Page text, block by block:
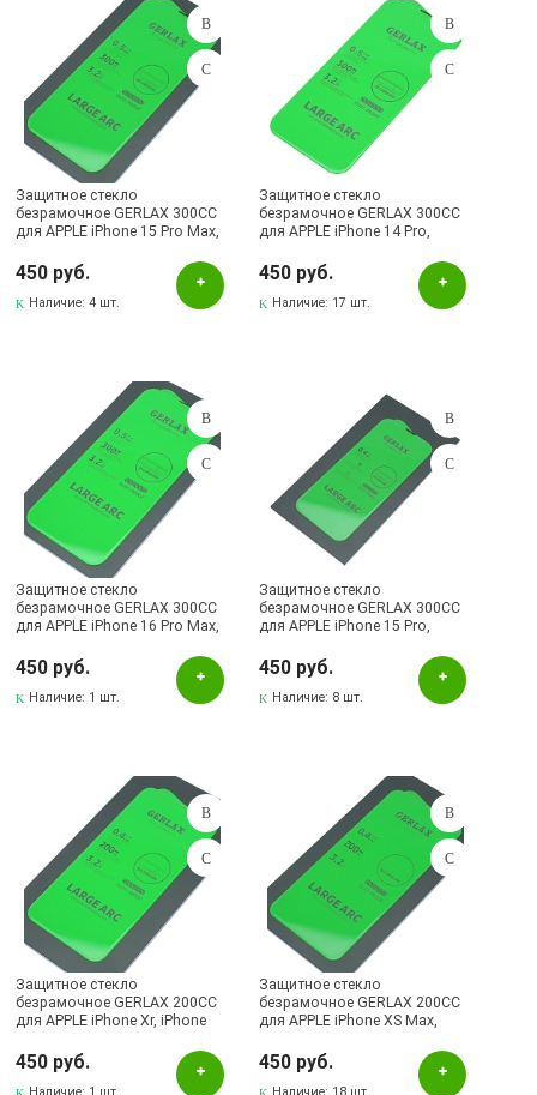
Защитное стекло
безрамочное GERLAX 300CC
для APPLE iPhone 15 Pro Max,
прозрачное
450 руб.
Наличие:4 шт.
Защитное стекло
безрамочное GERLAX 300CC
для APPLE iPhone 14 Pro,
прозрачное
450 руб.
Наличие: 17 шт.
Защитное стекло
безрамочное GERLAX 300CC
для APPLE iPhone 16 Pro Max,
прозрачное
450 руб.
Наличие: 1 шт.
Защитное стекло
безрамочное GERLAX 300CC
для APPLE iPhone 15 Pro,
прозрачное
450 руб.
Наличие: 8 шт.
Защитное стекло
безрамочное GERLAX 200CC
для APPLE iPhone Xr, iPhone
прозрачное
450 руб.
Защитное стекло
безрамочное GERLAX 200CC
для APPLE iPhone XS Max,
динамик, прозрачное
450 руб.